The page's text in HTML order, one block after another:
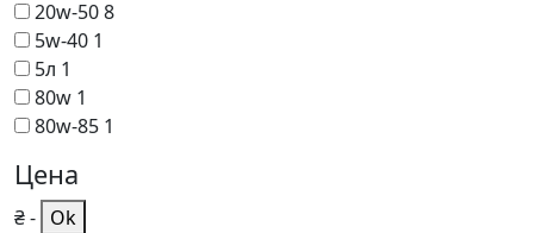
20w-508
5w-40 1
5л 1
80w 1
80w-85 1
Цена
₴- Ok